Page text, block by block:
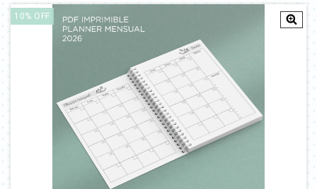
10% OFF